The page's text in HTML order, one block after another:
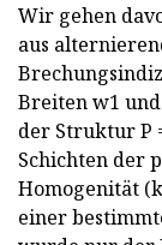
Wir gehen
aus
Breiten w1
der Struktur P
Schichten der
Homogenität
einer